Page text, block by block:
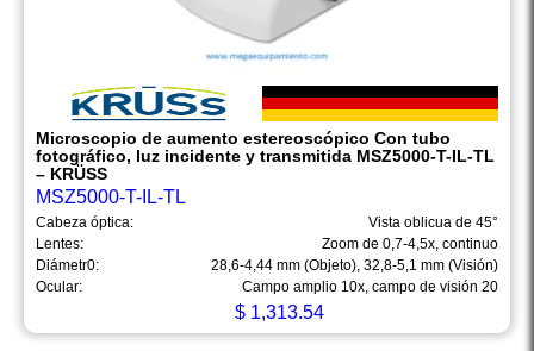
Microscopio de aumento estereoscópico Con tubo
fotográfico, luz incidente y transmitida MSZ5000-T-IL-TL
– KRÜSS
MSZ5000-T-IL-TL
Cabeza óptica:
Vista oblicua de 45°
Lentes:
Zoom de 0,7-4,5x, continuo
Diámetr0:
28,6-4,44 mm (Objeto), 32,8-5,1 mm (Visión)
Ocular:
Campo amplio 10x, campo de visión 20
$1,313.54